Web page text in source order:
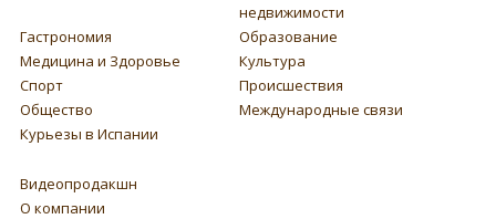
недвижимости
Гастрономия
Образование
Медицина и Здоровье
Культура
Спорт
Происшествия
Общество
Международные связи
Курьезы в Испании
Видеопродакшн
О компании